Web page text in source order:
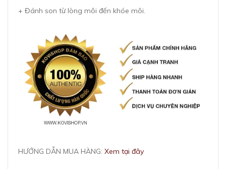
+ Đánh son từ lòng môi đến khóe môi.
HƯỚNG DẪN MUA HÀNG: Xem tại đây